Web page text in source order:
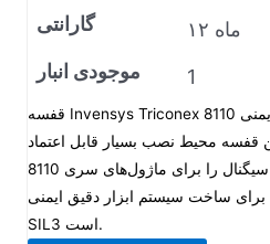
گارانتی
۱۲ ماه
موجودی انبار
1
قفسه Invensys Triconex 8110 برای سیستم‌های کنترل ایمنی
محیط نصب بسیار قابل اعتماد
و کانال انتقال سیگنال را برای ماژول‌های سری 8110 Triconex فراهم
ساخت سیستم ابزار دقیق ایمنی
SIL3 است.